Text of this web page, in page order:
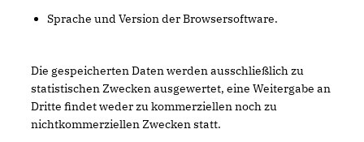
Sprache und Version der Browsersoftware.
Die gespeicherten Daten werden ausschließlich zu
statistischen Zwecken ausgewertet, eine Weitergabe an
Dritte findet weder zu kommerziellen noch zu
nichtkommerziellen Zwecken statt.